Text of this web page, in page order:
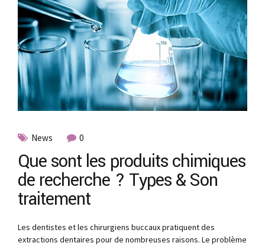
News 0
Que sont les produits chimiques
de recherche ? Types & Son
traitement
Les dentistes et les chirurgiens buccaux pratiquent des
extractions dentaires pour de nombreuses raisons. Le problème